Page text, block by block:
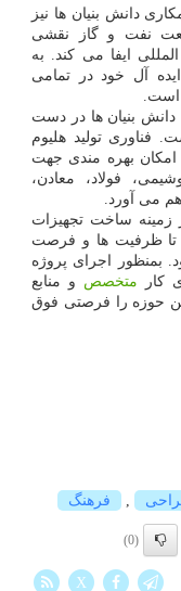
دانش بنیان ها نیز
نفت و گاز نقشی
ایفا می کند. به
آل خود در تمامی
است.
بنیان ها در دست
فناوری تولید هلیوم
امکان بهره مندی جهت
فولاد، معادن،
می آورد.
زمینه ساخت تجهیزات
تا ظرفیت ها و فرصت
بمنظور اجرای پروژه
کار متخصص و منابع
حوزه را فرصتی فوق
فرهنگ
(0)
X